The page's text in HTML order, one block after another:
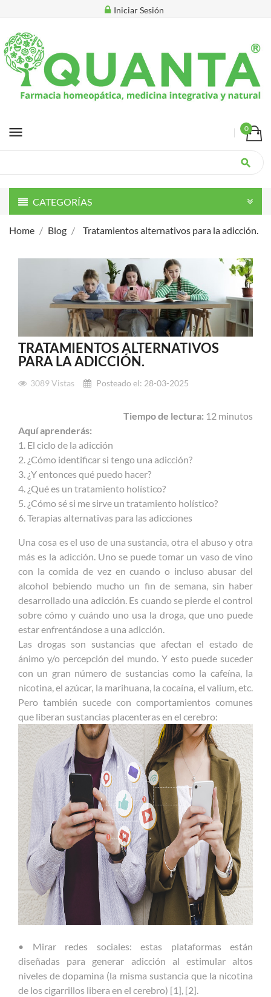
Iniciar Sesión
menu 0
search
CATEGORÍAS
Home Blog Tratamientos alternativos para la adicción.
TRATAMIENTOS ALTERNATIVOS
PARA LA ADICCIÓN.
3089Vistas Posteado el: 28-03-2025
Tiempo de lectura: 12 minutos
Aquí aprenderás:
1. El ciclo de la adicción
2. ¿Cómo identificar si tengo una adicción?
3. ¿Y entonces qué puedo hacer?
4. ¿Qué es un tratamiento holístico?
5. ¿Cómo sé si me sirve un tratamiento holístico?
6. Terapias alternativas para las adicciones
Una cosa es el uso de una sustancia, otra el abuso y otra
más es la adicción. Uno se puede tomar un vaso de vino
con la comida de vez en cuando o incluso abusar del
alcohol bebiendo mucho un fin de semana, sin haber
desarrollado una adicción. Es cuando se pierde el control
sobre cómo y cuándo uno usa la droga, que uno puede
estar enfrentándose a una adicción.
Las drogas son sustancias que afectan el estado de
ánimo y/o percepción del mundo. Y esto puede suceder
con un gran número de sustancias como la cafeína, la
nicotina, el azúcar, la marihuana, la cocaína, el valium, etc.
Pero también sucede con comportamientos comunes
que liberan sustancias placenteras en el cerebro:
• Mirar redes sociales: estas plataformas están
diseñadas para generar adicción al estimular altos
niveles de dopamina (la misma sustancia que la nicotina
de los cigarrillos libera en el cerebro) [1], [2].